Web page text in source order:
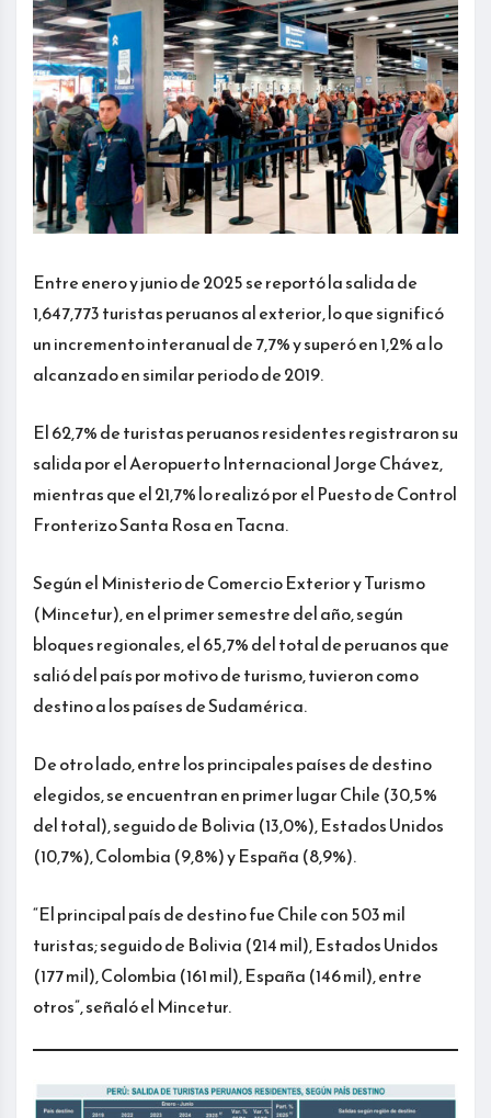
Entre enero y junio de 2025 se reportó la salida de
1,647,773 turistas peruanos al exterior, lo que significó
un incremento interanual de 7,7% y superó en 1,2% a lo
alcanzado en similar periodo de 2019.
El 62,7% de turistas peruanos residentes registraron su
salida por el Aeropuerto Internacional Jorge Chávez,
mientras que el 21,7% lo realizó por el Puesto de Control
Fronterizo Santa Rosa en Tacna.
Según el Ministerio de Comercio Exterior y Turismo
(Mincetur), en el primer semestre del año, según
bloques regionales, el 65,7% del total de peruanos que
salió del país por motivo de turismo, tuvieron como
destino a los países de Sudamérica.
De otro lado, entre los principales países de destino
elegidos, se encuentran en primer lugar Chile (30,5%
del total), seguido de Bolivia (13,0%), Estados Unidos
(10,7%), Colombia (9,8%) y España (8,9%).
“El principal país de destino fue Chile con 503 mil
turistas; seguido de Bolivia (214 mil), Estados Unidos
(177 mil), Colombia (161 mil), España (146 mil), entre
otros”, señaló el Mincetur.